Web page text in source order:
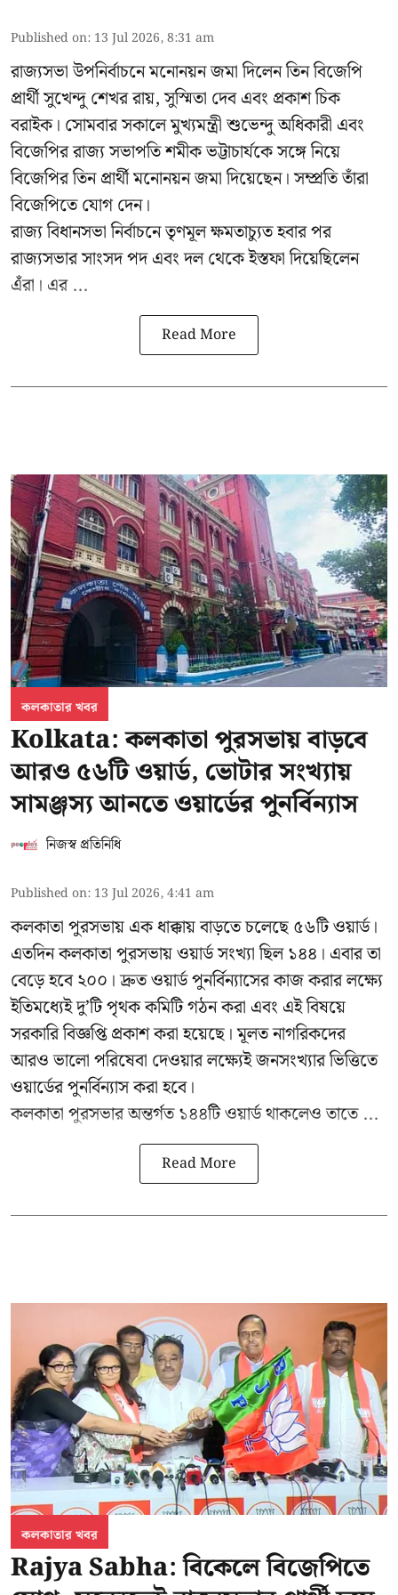
Published on: 13 Jul 2026, 8:31 am
রাজ্যসভা উপনির্বাচনে মনোনয়ন জমা দিলেন তিন বিজেপি
প্রার্থী সুখেন্দু শেখর রায়, সুস্মিতা দেব এবং প্রকাশ চিক
বরাইক। সোমবার সকালে মুখ্যমন্ত্রী শুভেন্দু অধিকারী এবং
বিজেপির রাজ্য সভাপতি শমীক ভট্টাচার্যকে সঙ্গে নিয়ে
বিজেপির তিন প্রার্থী মনোনয়ন জমা দিয়েছেন। সম্প্রতি তাঁরা
বিজেপিতে যোগ দেন।
রাজ্য বিধানসভা নির্বাচনে তৃণমূল ক্ষমতাচ্যুত হবার পর
রাজ্যসভার সাংসদ পদ এবং দল থেকে ইস্তফা দিয়েছিলেন
এঁরা। এর ...
Read More
কলকাতার খবর
Kolkata: কলকাতা পুরসভায় বাড়বে
আরও ৫৬টি ওয়ার্ড, ভোটার সংখ্যায়
সামঞ্জস্য আনতে ওয়ার্ডের পুনর্বিন্যাস
নিজস্ব প্রতিনিধি
Published on: 13 Jul 2026, 4:41 am
কলকাতা পুরসভায় এক ধাক্কায় বাড়তে চলেছে ৫৬টি ওয়ার্ড।
এতদিন কলকাতা পুরসভায় ওয়ার্ড সংখ্যা ছিল ১৪৪। এবার তা
বেড়ে হবে ২০০। দ্রুত ওয়ার্ড পুনর্বিন্যাসের কাজ করার লক্ষ্যে
ইতিমধ্যেই দু’টি পৃথক কমিটি গঠন করা এবং এই বিষয়ে
সরকারি বিজ্ঞপ্তি প্রকাশ করা হয়েছে। মূলত নাগরিকদের
আরও ভালো পরিষেবা দেওয়ার লক্ষ্যেই জনসংখ্যার ভিত্তিতে
ওয়ার্ডের পুনর্বিন্যাস করা হবে।
কলকাতা পুরসভার অন্তর্গত ১৪৪টি ওয়ার্ড থাকলেও তাতে ...
Read More
কলকাতার খবর
Rajya Sabha: বিকেলে বিজেপিতে